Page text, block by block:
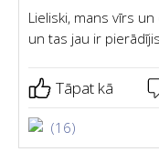
Lieliski, mans vīrs
un tas jau ir
Tāpat kā
(16)